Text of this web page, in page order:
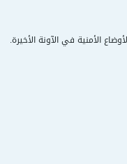
الأمنية في الآونة الأخيرة.